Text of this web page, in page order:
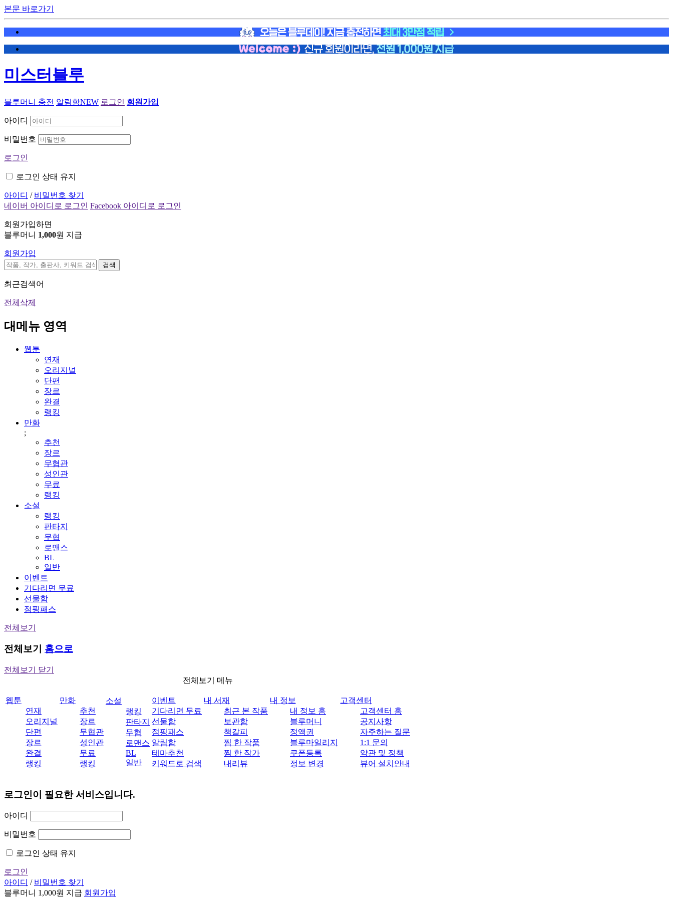
본문 바로가기
미스터블루
블루머니 충전 알림함NEW 로그인 회원가입
아이디
비밀번호
로그인
로그인 상태 유지
아이디 / 비밀번호 찾기
네이버 아이디로 로그인 Facebook 아이디로 로그인
회원가입하면
블루머니 1,000원 지급
회원가입
검색
최근검색어
전체삭제
대메뉴 영역
웹툰
연재
오리지널
단편
장르
완결
랭킹
만화
;
추천
장르
무협관
성인관
무료
랭킹
소설
랭킹
판타지
무협
로맨스
BL
일반
이벤트
기다리면 무료
선물함
점핑패스
전체보기
전체보기 홈으로
전체보기 닫기
전체보기 메뉴
웹툰
연재
오리지널
단편
장르
완결
랭킹
만화
추천
장르
무협관
성인관
무료
랭킹
소설
랭킹
판타지
무협
로맨스
BL
일반
이벤트
기다리면 무료
선물함
점핑패스
알림함
테마추천
키워드로 검색
내 서재
최근 본 작품
보관함
책갈피
찜 한 작품
찜 한 작가
내리뷰
내 정보
내 정보 홈
블루머니
정액권
블루마일리지
쿠폰등록
정보 변경
고객센터
고객센터 홈
공지사항
자주하는 질문
1:1 문의
약관 및 정책
뷰어 설치안내
로그인이 필요한 서비스입니다.
아이디
비밀번호
로그인 상태 유지
로그인
아이디 / 비밀번호 찾기
블루머니 1,000원 지급 회원가입